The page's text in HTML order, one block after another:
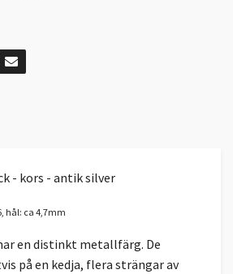
- kors - antik silver
hål: ca 4,7mm
en distinkt metallfärg. De
på en kedja, flera strängar av